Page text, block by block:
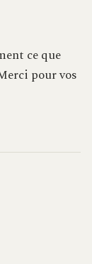
ce que
pour vos